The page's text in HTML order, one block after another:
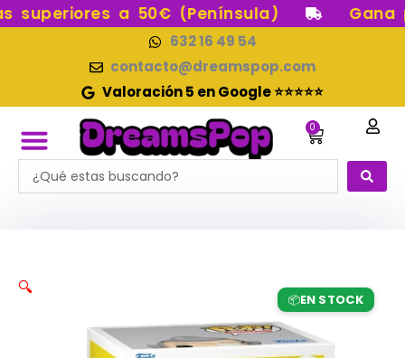
Ir
a 50€ (Península) Gana
632 16 49 54
contacto@dreamspop.com
Valoración 5 en Google ⭐⭐⭐⭐⭐
0
Carrito
Search
...
📦EN STOCK
🔍